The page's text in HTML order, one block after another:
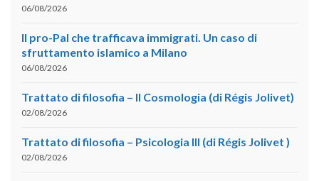
06/08/2026
Il pro-Pal che trafficava immigrati. Un caso di
sfruttamento islamico a Milano
06/08/2026
Trattato di filosofia – II Cosmologia (di Régis Jolivet)
02/08/2026
Trattato di filosofia – Psicologia III (di Régis Jolivet )
02/08/2026